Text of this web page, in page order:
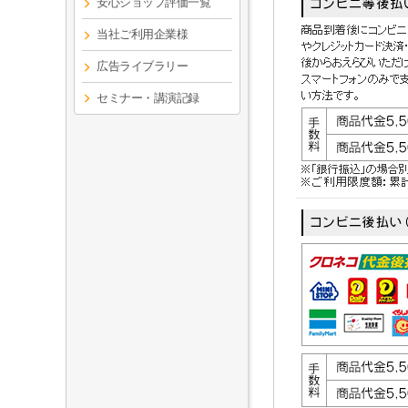
当社ご利用企業様
広告ライブラリー
セミナー・講演記録